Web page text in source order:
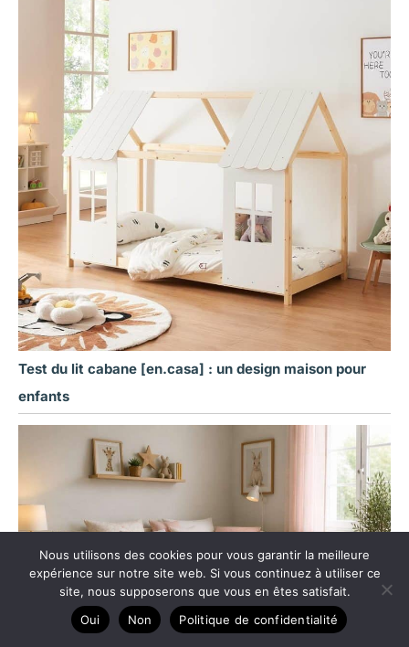
Test du lit cabane [en.casa] : un design maison pour
enfants
Nous utilisons des cookies pour vous garantir la meilleure
expérience sur notre site web. Si vous continuez à utiliser ce
site, nous supposerons que vous en êtes satisfait.
Oui
Non Politique de confidentialité